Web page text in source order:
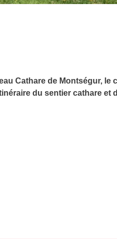
Cathare de Montségur,
du sentier cathare et